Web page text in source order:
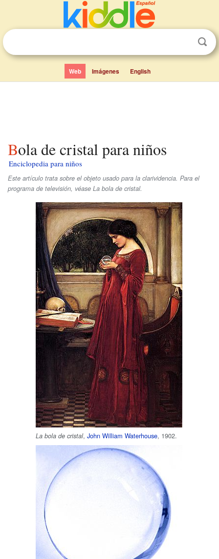
Web Imágenes English
Bola de cristal para niños
Enciclopedia para niños
Este artículo trata sobre el objeto usado para la clarividencia. Para el
programa de televisión, véase La bola de cristal.
La bola de cristal, John William Waterhouse, 1902.